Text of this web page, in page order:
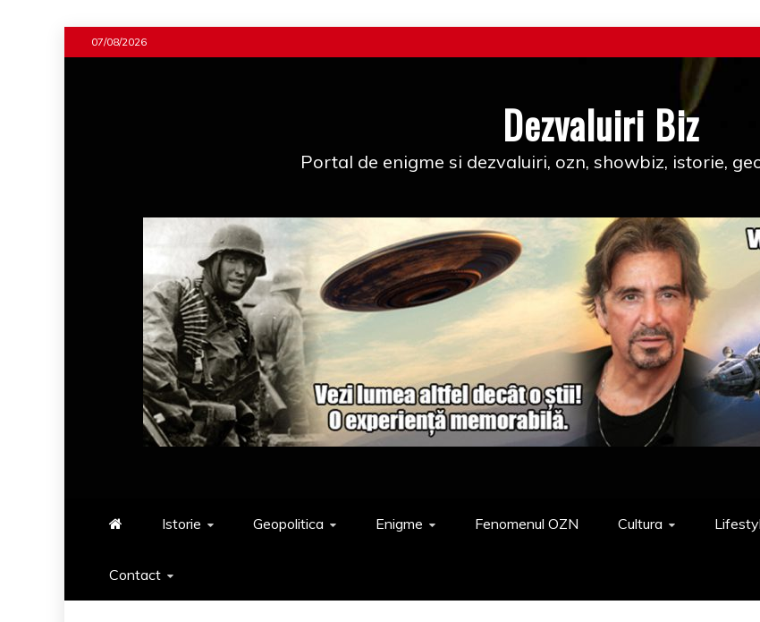
to
07/08/2026
Dezvaluiri Biz
Portal de enigme si dezvaluiri, ozn, showbiz, istorie,
Istorie Geopolitica Enigme Fenomenul OZN Cultura
Contact